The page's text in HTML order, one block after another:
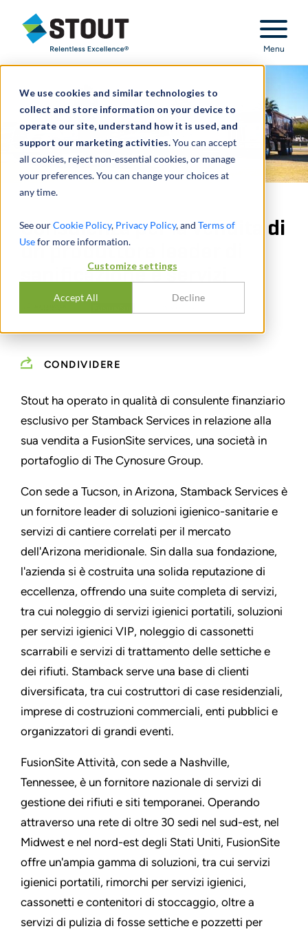
We use cookies and similar technologies to
collect and store information on your device to
operate our site, understand how it is used, and
support our marketing activities.You can accept
all cookies, reject non-essential cookies, or manage
your preferences. You can change your choices at
any time.
See ourCookie Policy, Privacy Policy, and Terms of
Usefor more information.
Customize settings
Accept All Decline
Stout Relentless Excellence
Menu
Consulenza per la vendita di
un produttore leader di
sanificazione e servizi
CONDIVIDERE
Stout ha operato in qualità di consulente finanziario
esclusivo per Stamback Services in relazione alla
sua vendita a FusionSite services, una società in
portafoglio di The Cynosure Group.
Con sede a Tucson, in Arizona, Stamback Services è
un fornitore leader di soluzioni igienico-sanitarie e
servizi di cantiere correlati per il mercato
dell'Arizona meridionale. Sin dalla sua fondazione,
l'azienda si è costruita una solida reputazione di
eccellenza, offrendo una suite completa di servizi,
tra cui noleggio di servizi igienici portatili, soluzioni
per servizi igienici VIP, noleggio di cassonetti
scarrabili e servizi di trattamento delle settiche e
dei rifiuti. Stamback serve una base di clienti
diversificata, tra cui costruttori di case residenziali,
imprese di costruzioni commerciali, enti pubblici e
organizzatori di grandi eventi.
FusionSite Attività, con sede a Nashville,
Tennessee, è un fornitore nazionale di servizi di
gestione dei rifiuti e siti temporanei. Operando
attraverso una rete di oltre 30 sedi nel sud-est, nel
Midwest e nel nord-est degli Stati Uniti, FusionSite
offre un'ampia gamma di soluzioni, tra cui servizi
igienici portatili, rimorchi per servizi igienici,
cassonetti e contenitori di stoccaggio, oltre a
servizi di pulizia di fosse settiche e pozzetti per